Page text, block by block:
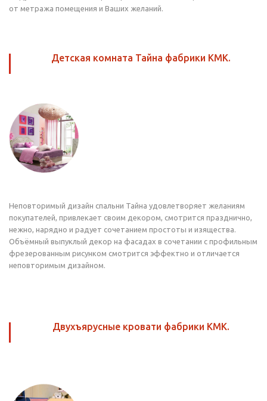
от метража помещения и Ваших желаний.
Детская комната Тайна фабрики КМК.
Неповторимый дизайн спальни Тайна удовлетворяет желаниям
покупателей, привлекает своим декором, смотрится празднично,
нежно, нарядно и радует сочетанием простоты и изящества.
Объёмный выпуклый декор на фасадах в сочетании с профильным
фрезерованным рисунком смотрится эффектно и отличается
неповторимым дизайном.
Двухъярусные кровати фабрики КМК.